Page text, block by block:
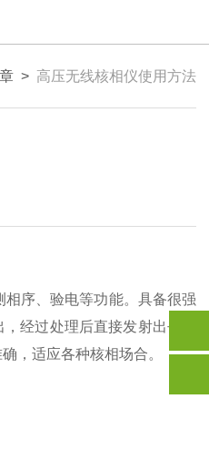
> 高压无线核相仪使用方法
序、验电等功能。具备很强
经过处理后直接发射出去。
，适应各种核相场合。